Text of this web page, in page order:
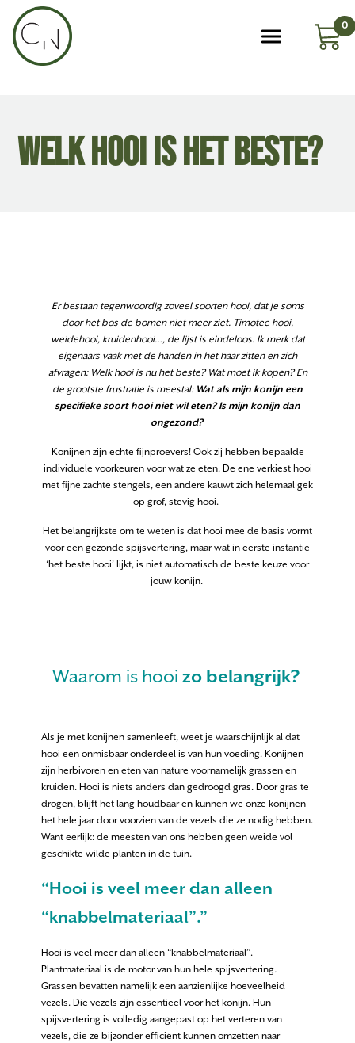
0
WELK HOOI IS HET BESTE?
Er bestaan tegenwoordig zoveel soorten hooi, dat je soms
door het bos de bomen niet meer ziet. Timotee hooi,
weidehooi, kruidenhooi…, de lijst is eindeloos. Ik merk dat
eigenaars vaak met de handen in het haar zitten en zich
afvragen: Welk hooi is nu het beste? Wat moet ik kopen? En
de grootste frustratie is meestal: Wat als mijn konijn een
specifieke soort hooi niet wil eten? Is mijn konijn dan
ongezond?
Konijnen zijn echte fijnproevers! Ook zij hebben bepaalde
individuele voorkeuren voor wat ze eten. De ene verkiest hooi
met fijne zachte stengels, een andere kauwt zich helemaal gek
op grof, stevig hooi.
Het belangrijkste om te weten is dat hooi mee de basis vormt
voor een gezonde spijsvertering, maar wat in eerste instantie
‘het beste hooi’ lijkt, is niet automatisch de beste keuze voor
jouw konijn.
Waarom is hooi zo belangrijk?
Als je met konijnen samenleeft, weet je waarschijnlijk al dat
hooi een onmisbaar onderdeel is van hun voeding. Konijnen
zijn herbivoren en eten van nature voornamelijk grassen en
kruiden. Hooi is niets anders dan gedroogd gras. Door gras te
drogen, blijft het lang houdbaar en kunnen we onze konijnen
het hele jaar door voorzien van de vezels die ze nodig hebben.
Want eerlijk: de meesten van ons hebben geen weide vol
geschikte wilde planten in de tuin.
“Hooi is veel meer dan alleen
“knabbelmateriaal”.”
Hooi is veel meer dan alleen “knabbelmateriaal”.
Plantmateriaal is de motor van hun hele spijsvertering.
Grassen bevatten namelijk een aanzienlijke hoeveelheid
vezels. Die vezels zijn essentieel voor het konijn. Hun
spijsvertering is volledig aangepast op het verteren van
vezels, die ze bijzonder efficiënt kunnen omzetten naar